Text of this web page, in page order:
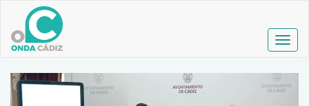
contenido
principal